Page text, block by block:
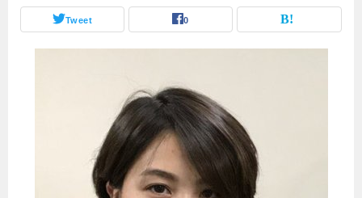
Tweet 0